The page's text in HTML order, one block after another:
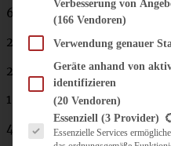
600 g Frischkäse
200 g Schmand
200 ml Sahne
100 g Puderzucker
4 Blatt Gelatine
Verbesserung von
(166 Vendoren)
Verwendung genauer
Geräte anhand von
identifizieren
(20 Vendoren)
Es folgt eine Liste der Service-
Essenziell (3 Provider)
Essenzielle Services